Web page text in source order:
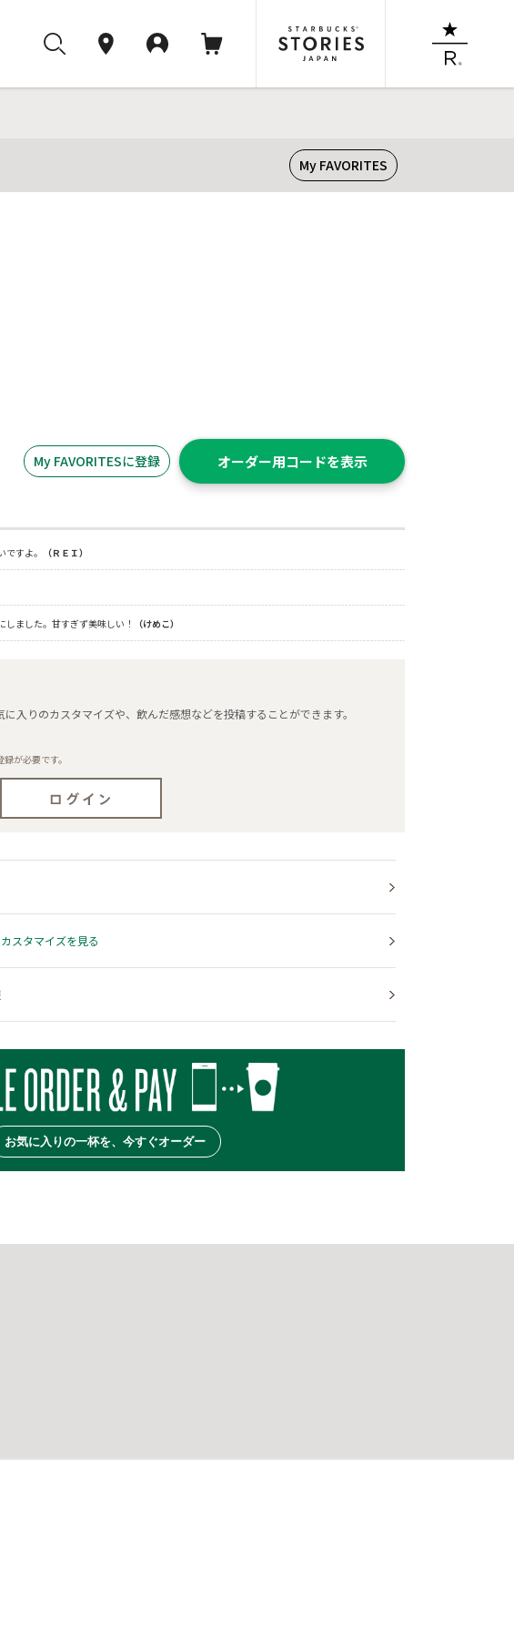
My FAVORITES
My FAVORITESに登録 オーダー用コードを表示
すよ。 （ＲＥＩ）
ました。甘すぎず美味しい！ （けめこ）
入りのカスタマイズや、飲んだ感想などを投稿することができます。
が必要です。
スタマイズを見る
お気に入りの一杯を、今すぐオーダー